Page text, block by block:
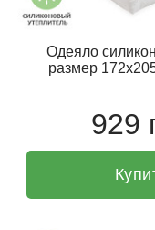
Одеяло
размер
929